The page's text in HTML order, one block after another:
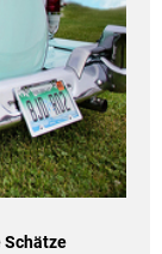
Schätze